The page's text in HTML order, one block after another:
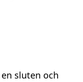
sluten och